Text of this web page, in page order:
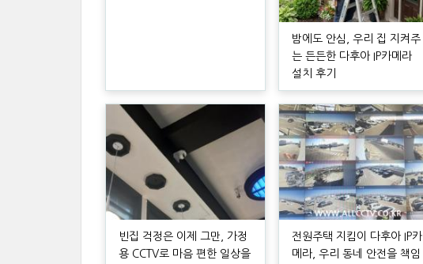
밤에도 안심, 우리 집 지켜주
는 든든한 다후아 IP카메라
설치 후기
빈집 걱정은 이제 그만, 가정
용 CCTV로 마음 편한 일상을
전원주택 지킴이 다후아 IP카
메라, 우리 동네 안전을 책임